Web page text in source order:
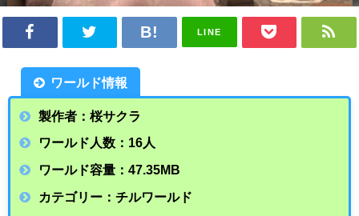
LINE
ワールド情報
製作者：桜サクラ
ワールド人数：16人
ワールド容量：47.35MB
カテゴリー：チルワールド